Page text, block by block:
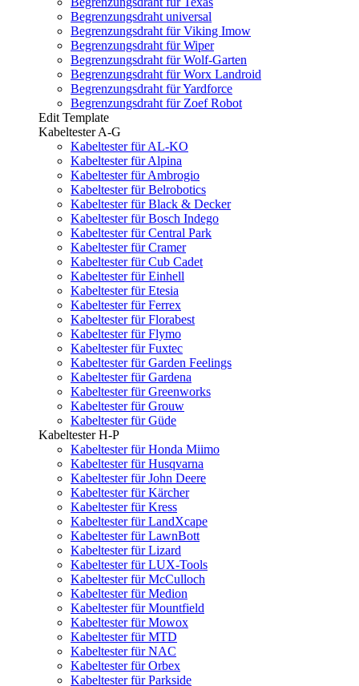
Begrenzungsdraht universal
Begrenzungsdraht für Viking Imow
Begrenzungsdraht für Wiper
Begrenzungsdraht für Wolf-Garten
Begrenzungsdraht für Worx Landroid
Begrenzungsdraht für Yardforce
Begrenzungsdraht für Zoef Robot
Edit Template
Kabeltester A-G
Kabeltester für AL-KO
Kabeltester für Alpina
Kabeltester für Ambrogio
Kabeltester für Belrobotics
Kabeltester für Black & Decker
Kabeltester für Bosch Indego
Kabeltester für Central Park
Kabeltester für Cramer
Kabeltester für Cub Cadet
Kabeltester für Einhell
Kabeltester für Etesia
Kabeltester für Ferrex
Kabeltester für Florabest
Kabeltester für Flymo
Kabeltester für Fuxtec
Kabeltester für Garden Feelings
Kabeltester für Gardena
Kabeltester für Greenworks
Kabeltester für Grouw
Kabeltester für Güde
Kabeltester H-P
Kabeltester für Honda Miimo
Kabeltester für Husqvarna
Kabeltester für John Deere
Kabeltester für Kärcher
Kabeltester für Kress
Kabeltester für LandXcape
Kabeltester für LawnBott
Kabeltester für Lizard
Kabeltester für LUX-Tools
Kabeltester für McCulloch
Kabeltester für Medion
Kabeltester für Mountfield
Kabeltester für Mowox
Kabeltester für MTD
Kabeltester für NAC
Kabeltester für Orbex
Kabeltester für Parkside